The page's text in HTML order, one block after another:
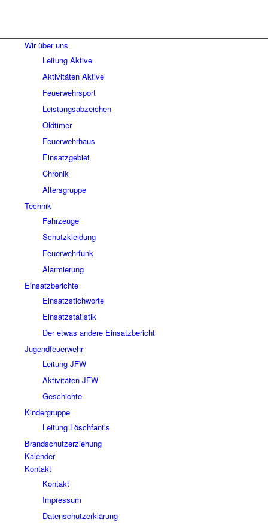
Wir über uns
Leitung Aktive
Aktivitäten Aktive
Feuerwehrsport
Leistungsabzeichen
Oldtimer
Feuerwehrhaus
Einsatzgebiet
Chronik
Altersgruppe
Technik
Fahrzeuge
Schutzkleidung
Feuerwehrfunk
Alarmierung
Einsatzberichte
Einsatzstichworte
Einsatzstatistik
Der etwas andere Einsatzbericht
Jugendfeuerwehr
Leitung JFW
Aktivitäten JFW
Geschichte
Kindergruppe
Leitung Löschfantis
Brandschutzerziehung
Kalender
Kontakt
Kontakt
Impressum
Datenschutzerklärung